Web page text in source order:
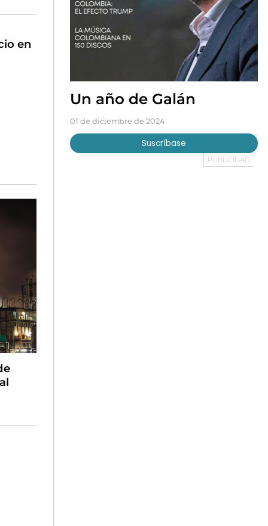
en
Un año de Galán
01 de diciembre de 2024
Suscríbase